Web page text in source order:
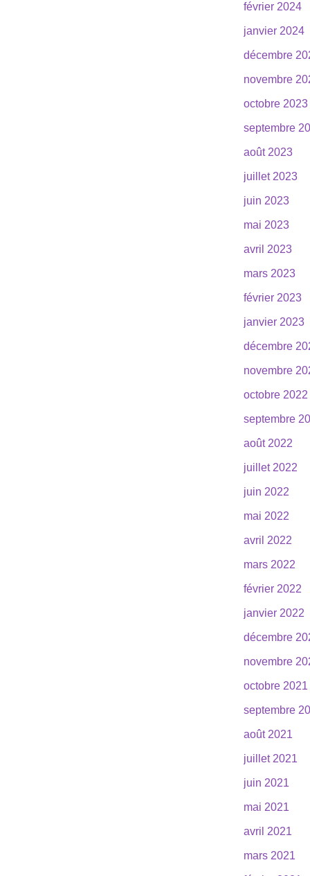
février 2024
janvier 2024
décembre
novembre
octobre 2023
septembre
août 2023
juillet 2023
juin 2023
mai 2023
avril 2023
mars 2023
février 2023
janvier 2023
décembre
novembre
octobre 2022
septembre
août 2022
juillet 2022
juin 2022
mai 2022
avril 2022
mars 2022
février 2022
janvier 2022
décembre
novembre
octobre 2021
septembre
août 2021
juillet 2021
juin 2021
mai 2021
avril 2021
mars 2021